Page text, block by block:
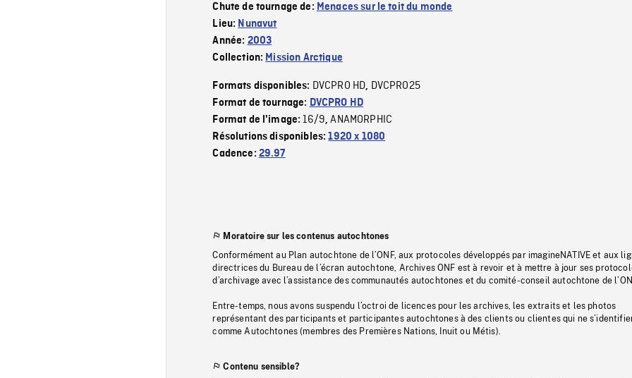
Chute de tournage de: Menaces sur le toit du monde
Lieu: Nunavut
Année: 2003
Collection: Mission Arctique
Formats disponibles: DVCPRO HD, DVCPRO25
Format de tournage: DVCPRO HD
Format de l'image:16/9,ANAMORPHIC
Résolutions disponibles:1920 x 1080
Cadence: 29.97
Moratoire sur les contenus autochtones
Conformément au Plan autochtone de l’ONF, aux protocoles développés par imagineNATIVE et aux
directrices du Bureau de l’écran autochtone, Archives ONF est à revoir et à mettre à jour ses
d’archivage avec l’assistance des communautés autochtones et du comité-conseil autochtone de
Entre-temps, nous avons suspendu l’octroi de licences pour les archives, les extraits et les photos
représentant des participants et participantes autochtones à des clients ou clientes qui ne
comme Autochtones (membres des Premières Nations, Inuit ou Métis).
Contenu sensible?